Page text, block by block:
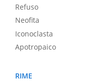
Refuso
Neofita
Iconoclasta
Apotropaico
RIME